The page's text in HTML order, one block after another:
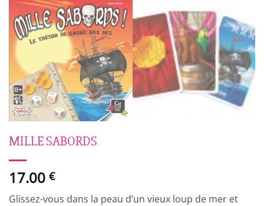
MILLE SABORDS
17.00 €
Glissez-vous dans la peau d’un vieux loup de mer et